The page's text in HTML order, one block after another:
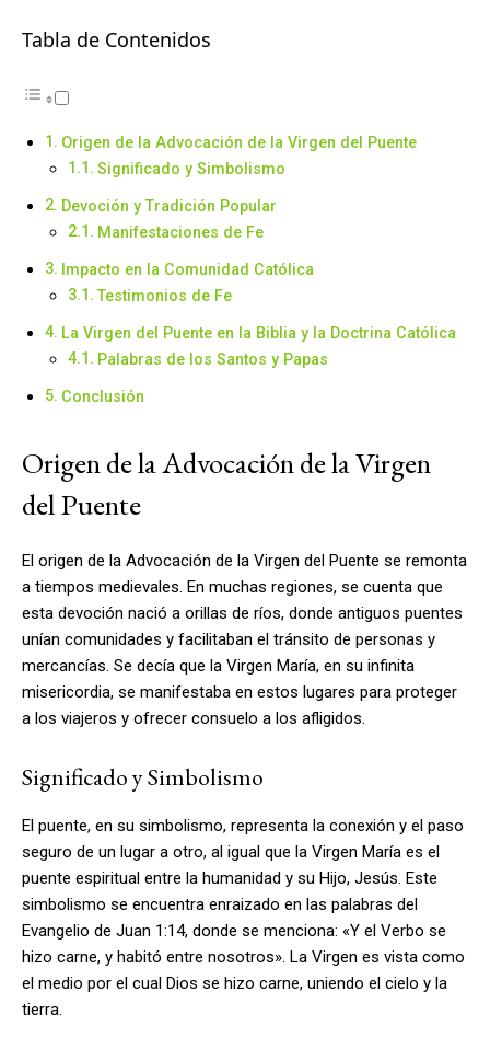
Tabla de Contenidos
Origen de la Advocación de la Virgen del Puente
Significado y Simbolismo
Devoción y Tradición Popular
Manifestaciones de Fe
Impacto en la Comunidad Católica
Testimonios de Fe
La Virgen del Puente en la Biblia y la Doctrina Católica
Palabras de los Santos y Papas
Conclusión
Origen de la Advocación de la Virgen
del Puente
El origen de la Advocación de la Virgen del Puente se remonta
a tiempos medievales. En muchas regiones, se cuenta que
esta devoción nació a orillas de ríos, donde antiguos puentes
unían comunidades y facilitaban el tránsito de personas y
mercancías. Se decía que la Virgen María, en su infinita
misericordia, se manifestaba en estos lugares para proteger
a los viajeros y ofrecer consuelo a los afligidos.
Significado y Simbolismo
El puente, en su simbolismo, representa la conexión y el paso
seguro de un lugar a otro, al igual que la Virgen María es el
puente espiritual entre la humanidad y su Hijo, Jesús. Este
simbolismo se encuentra enraizado en las palabras del
Evangelio de Juan 1:14, donde se menciona: «Y el Verbo se
hizo carne, y habitó entre nosotros». La Virgen es vista como
el medio por el cual Dios se hizo carne, uniendo el cielo y la
tierra.